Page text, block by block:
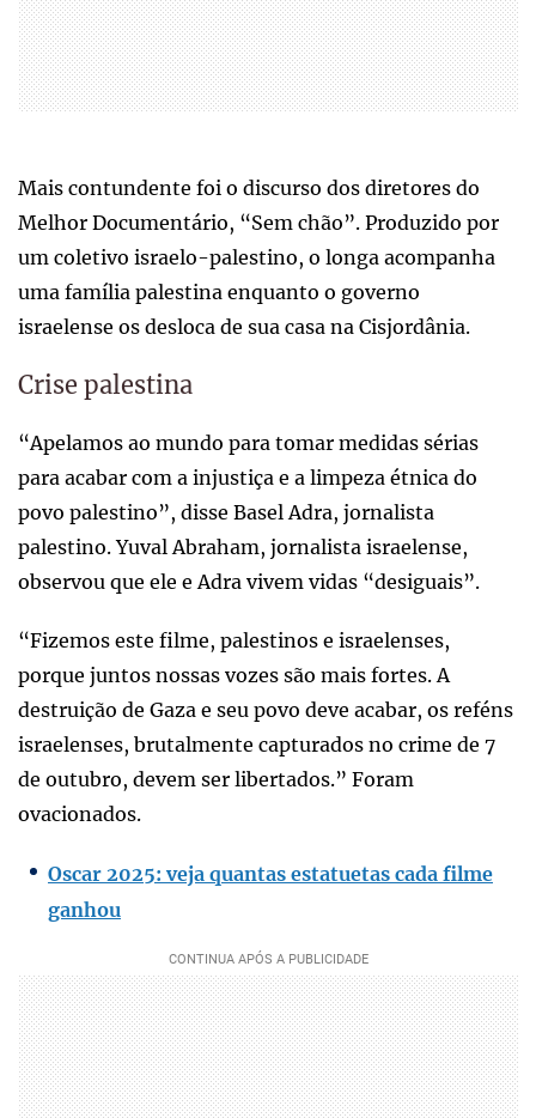
Mais contundente foi o discurso dos diretores do
Melhor Documentário, “Sem chão”. Produzido por
um coletivo israelo-palestino, o longa acompanha
uma família palestina enquanto o governo
israelense os desloca de sua casa na Cisjordânia.
Crise palestina
“Apelamos ao mundo para tomar medidas sérias
para acabar com a injustiça e a limpeza étnica do
povo palestino”, disse Basel Adra, jornalista
palestino. Yuval Abraham, jornalista israelense,
observou que ele e Adra vivem vidas “desiguais”.
“Fizemos este filme, palestinos e israelenses,
porque juntos nossas vozes são mais fortes. A
destruição de Gaza e seu povo deve acabar, os reféns
israelenses, brutalmente capturados no crime de 7
de outubro, devem ser libertados.” Foram
ovacionados.
Oscar 2025: veja quantas estatuetas cada filme
ganhou